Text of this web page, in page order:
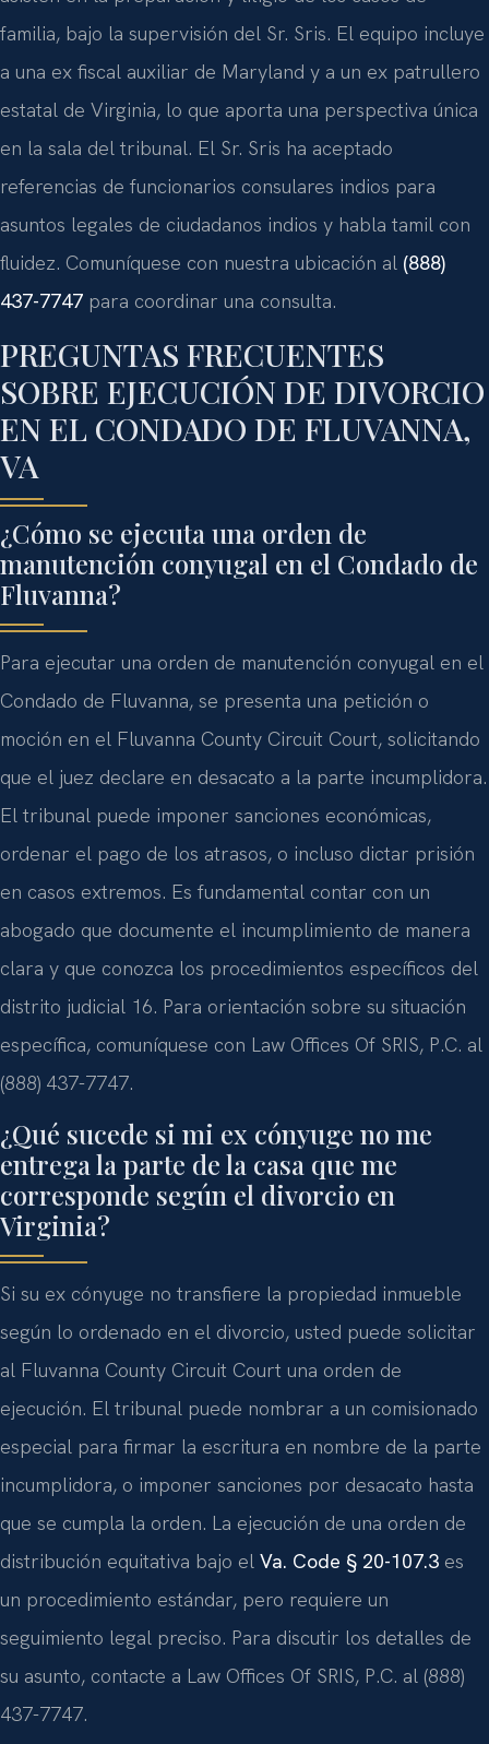
familia, bajo la supervisión del Sr. Sris. El equipo incluye
a una ex fiscal auxiliar de Maryland y a un ex patrullero
estatal de Virginia, lo que aporta una perspectiva única
en la sala del tribunal. El Sr. Sris ha aceptado
referencias de funcionarios consulares indios para
asuntos legales de ciudadanos indios y habla tamil con
fluidez. Comuníquese con nuestra ubicación al (888)
437-7747 para coordinar una consulta.
PREGUNTAS FRECUENTES
SOBRE EJECUCIÓN DE DIVORCIO
EN EL CONDADO DE FLUVANNA,
VA
¿Cómo se ejecuta una orden de
manutención conyugal en el Condado de
Fluvanna?
Para ejecutar una orden de manutención conyugal en el
Condado de Fluvanna, se presenta una petición o
moción en el Fluvanna County Circuit Court, solicitando
que el juez declare en desacato a la parte incumplidora.
El tribunal puede imponer sanciones económicas,
ordenar el pago de los atrasos, o incluso dictar prisión
en casos extremos. Es fundamental contar con un
abogado que documente el incumplimiento de manera
clara y que conozca los procedimientos específicos del
distrito judicial 16. Para orientación sobre su situación
específica, comuníquese con Law Offices Of SRIS, P.C. al
(888) 437-7747.
¿Qué sucede si mi ex cónyuge no me
entrega la parte de la casa que me
corresponde según el divorcio en
Virginia?
Si su ex cónyuge no transfiere la propiedad inmueble
según lo ordenado en el divorcio, usted puede solicitar
al Fluvanna County Circuit Court una orden de
ejecución. El tribunal puede nombrar a un comisionado
especial para firmar la escritura en nombre de la parte
incumplidora, o imponer sanciones por desacato hasta
que se cumpla la orden. La ejecución de una orden de
distribución equitativa bajo el Va. Code § 20-107.3 es
un procedimiento estándar, pero requiere un
seguimiento legal preciso. Para discutir los detalles de
su asunto, contacte a Law Offices Of SRIS, P.C. al (888)
437-7747.